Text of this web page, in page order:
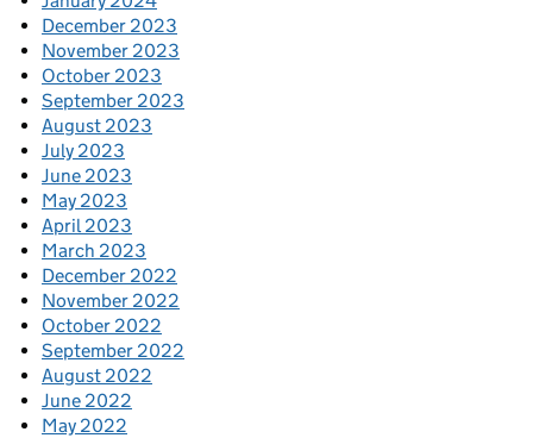
December 2023
November 2023
October 2023
September 2023
August 2023
July 2023
June 2023
May 2023
April 2023
March 2023
December 2022
November 2022
October 2022
September 2022
August 2022
June 2022
May 2022